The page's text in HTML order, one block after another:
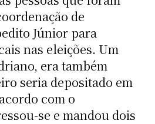
de
Júnior para
nas eleições. Um
era também
seria depositado em
com o
se e mandou dois